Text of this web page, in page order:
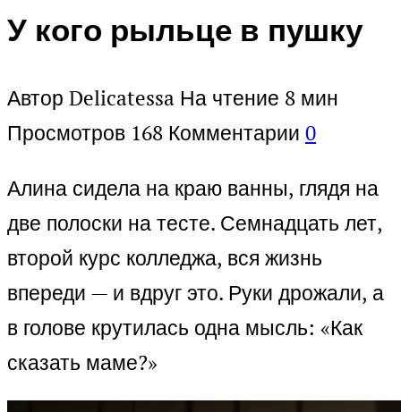
У кого рыльце в пушку
Автор Delicatessa На чтение 8 мин
Просмотров 168 Комментарии 0
Алина сидела на краю ванны, глядя на
две полоски на тесте. Семнадцать лет,
второй курс колледжа, вся жизнь
впереди — и вдруг это. Руки дрожали, а
в голове крутилась одна мысль: «Как
сказать маме?»